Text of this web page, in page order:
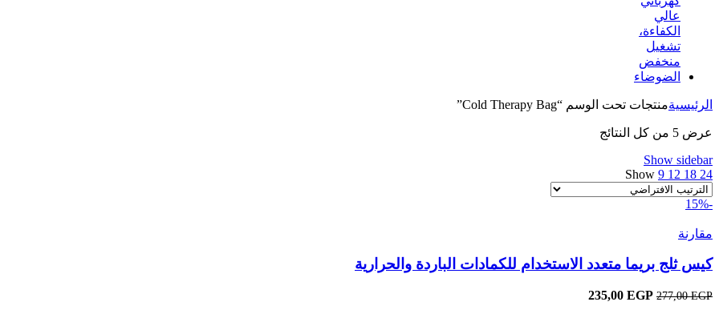
الرئيسيةمنتجات تحت الوسم “Cold Therapy Bag”
عرض ⁦5⁩ من كل النتائج
Show sidebar
Show 9 12 18 24
-15%
مقارنة
كيس ثلج بريما متعدد الاستخدام للكمادات الباردة والحرارية
277,00EGP
السعر235,00 EGP
السعر